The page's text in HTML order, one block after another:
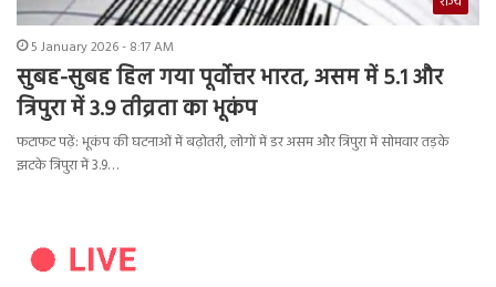
5 January 2026 - 8:17 AM
सुबह-सुबह हिल गया पूर्वोत्तर भारत, असम में 5.1 और
त्रिपुरा में 3.9 तीव्रता का भूकंप
फटाफट पढ़ें: भूकंप की घटनाओं में बढ़ोतरी, लोगों में डर असम और त्रिपुरा में सोमवार तड़के
झटके त्रिपुरा में 3.9…